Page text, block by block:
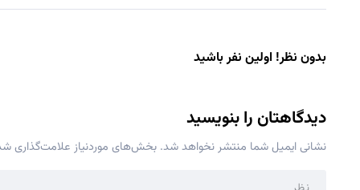
بدون نظر! اولین نفر باشید
دیدگاهتان را بنویسید
نشانی ایمیل شما منتشر نخواهد شد. بخش‌های موردنیاز علامت‌گذاری